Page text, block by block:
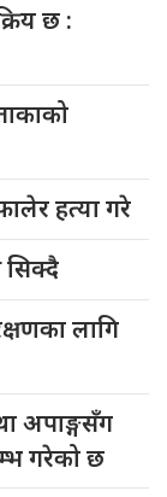
छ :
हत्या गरे
सिक्दै
लागि
अपाङ्गसँग
गरेको छ